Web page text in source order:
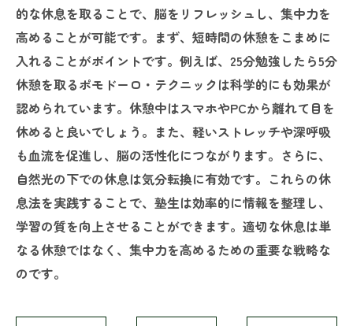
的な休息を取ることで、脳をリフレッシュし、集中力を
高めることが可能です。まず、短時間の休憩をこまめに
入れることがポイントです。例えば、25分勉強したら5分
休憩を取るポモドーロ・テクニックは科学的にも効果が
認められています。休憩中はスマホやPCから離れて目を
休めると良いでしょう。また、軽いストレッチや深呼吸
も血流を促進し、脳の活性化につながります。さらに、
自然光の下での休息は気分転換に有効です。これらの休
息法を実践することで、塾生は効率的に情報を整理し、
学習の質を向上させることができます。適切な休息は単
なる休憩ではなく、集中力を高めるための重要な戦略な
のです。